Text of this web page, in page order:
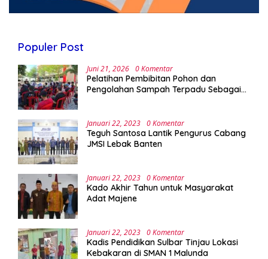
Populer Post
Juni 21, 2026 0 Komentar
Pelatihan Pembibitan Pohon dan
Pengolahan Sampah Terpadu Sebagai
Januari 22, 2023 0 Komentar
Teguh Santosa Lantik Pengurus Cabang
JMSI Lebak Banten
Januari 22, 2023 0 Komentar
Kado Akhir Tahun untuk Masyarakat
Adat Majene
Januari 22, 2023 0 Komentar
Kadis Pendidikan Sulbar Tinjau Lokasi
Kebakaran di SMAN 1 Malunda